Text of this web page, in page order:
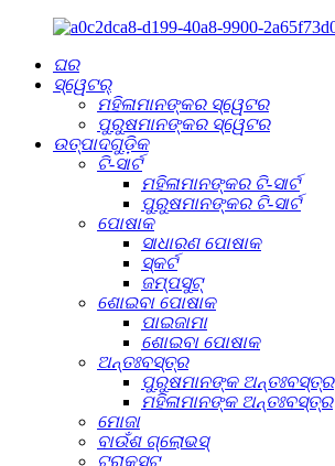
ଘର
ସ୍ୱେଟର୍
ମହିଳାମାନଙ୍କର ସ୍ୱେଟର
ପୁରୁଷମାନଙ୍କର ସ୍ୱେଟର
ଉତ୍ପାଦଗୁଡ଼ିକ
ଟି-ସାର୍ଟ
ମହିଳାମାନଙ୍କର ଟି-ସାର୍ଟ
ପୁରୁଷମାନଙ୍କର ଟି-ସାର୍ଟ
ପୋଷାକ
ସାଧାରଣ ପୋଷାକ
ସ୍କର୍ଟ
ଜମ୍ପସୁଟ୍
ଶୋଇବା ପୋଷାକ
ପାଇଜାମା
ଶୋଇବା ପୋଷାକ
ଅନ୍ତଃବସ୍ତ୍ର
ପୁରୁଷମାନଙ୍କ ଅନ୍ତଃବସ୍ତ୍ର
ମହିଳାମାନଙ୍କ ଅନ୍ତଃବସ୍ତ୍ର
ମୋଜା
ବାଉଁଶ ଗ୍ଲୋଭସ୍
ଟ୍ରାକସୁଟ୍